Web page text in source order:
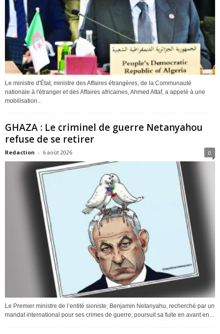
Le ministre d'État, ministre des Affaires étrangères, de la Communauté
nationale à l'étranger et des Affaires africaines, Ahmed Attaf, a appelé à une
mobilisation...
GHAZA : Le criminel de guerre Netanyahou
refuse de se retirer
Redaction - 6 août 2026 0
Le Premier ministre de l’entité sioniste, Benjamin Netanyahu, recherché par un
mandat international pour ses crimes de guerre, poursuit sa fuite en avant en...